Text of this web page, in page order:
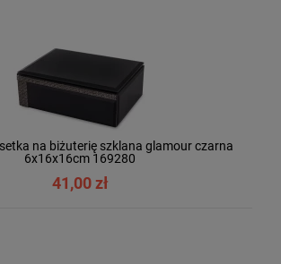
na biżuterię szklana glamour czarna
6x16x16cm 169280
41,00 zł